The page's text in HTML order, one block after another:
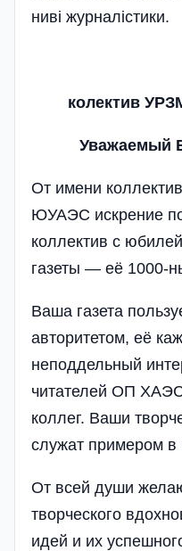
ниві журналістики.
колектив
Уважаемый
От имени
ЮУАЭС искрение
коллектив с
газеты — её 1000-
Ваша газета
авторитетом, её
неподдельный
читателей ОП
коллег. Ваши
служат примером в
От всей души
творческого
идей и их